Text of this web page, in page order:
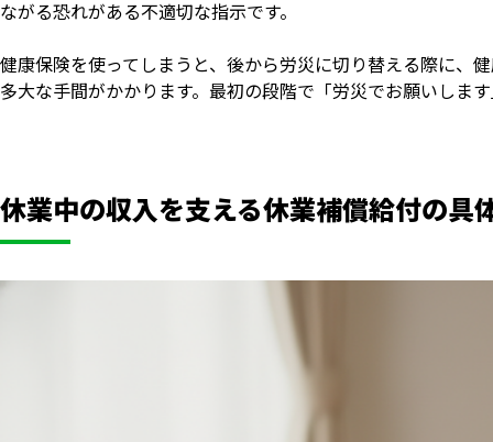
ながる恐れがある不適切な指示です。
健康保険を使ってしまうと、後から労災に切り替える際に、
多大な手間がかかります。最初の段階で「労災でお願いしま
休業中の収入を支える休業補償給付の具